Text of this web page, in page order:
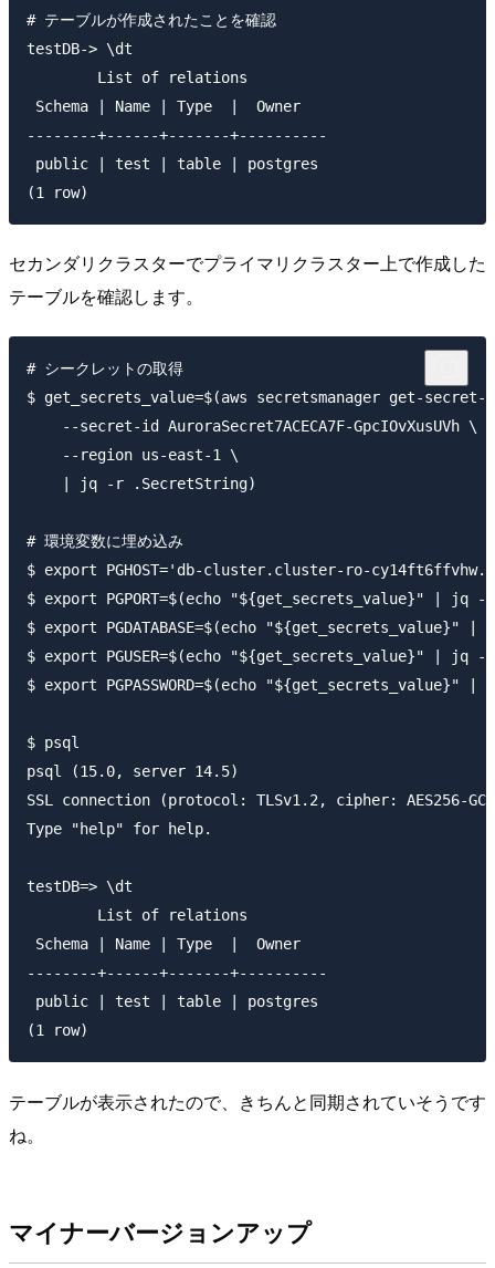
# テーブルが作成されたことを確認
testDB-> \dt
        List of relations
Schema | Name | Type  |  Owner
--------+------+-------+----------
public | test | table | postgres
セカンダリクラスターでプライマリクラスター上で作成した
テーブルを確認します。
# シークレットの取得
$ get_secrets_value=$(aws secretsmanager get-
    --secret-id AuroraSecret7ACECA7F-GpcIOvXusUVh \
    --region us-east-1 \
    | jq -r .SecretString)
# 環境変数に埋め込み
$ export PGHOST='db-cluster.cluster-ro-
$ export PGPORT=$(echo "${get_secrets_value}" | jq
$ export PGDATABASE=$(echo "${get_secrets_value}"
$ export PGUSER=$(echo "${get_secrets_value}" | jq -
$ export PGPASSWORD=$(echo "${get_secrets_value}"
$ psql
psql (15.0, server 14.5)
SSL connection (protocol: TLSv1.2, cipher: AES256-
Type "help" for help.
testDB=> \dt
        List of relations
Schema | Name | Type  |  Owner
--------+------+-------+----------
public | test | table | postgres
テーブルが表示されたので、きちんと同期されていそうです
ね。
マイナーバージョンアップ